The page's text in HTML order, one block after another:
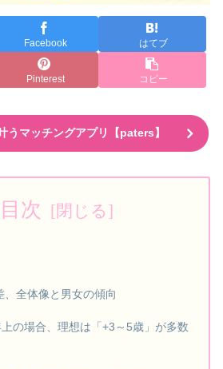
Facebook はてブ
Pinterest コピー
うマッチングアプリ【paters】
目次
、全体像と男女の傾向
の場合、理想は「+3～5歳」が多数